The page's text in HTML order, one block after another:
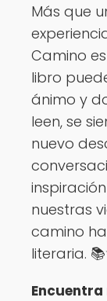
Más que
Camino
libro
ánimo y
leen, se
nuevo
nuestras
camino
literaria.